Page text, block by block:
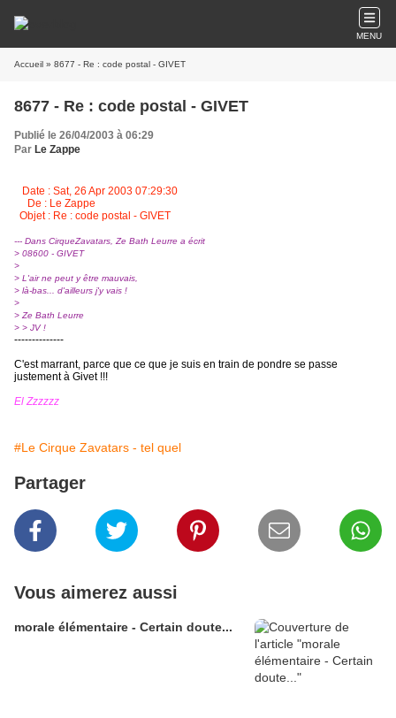
MENU
Accueil » 8677 - Re : code postal - GIVET
8677 - Re : code postal - GIVET
Publié le 26/04/2003 à 06:29
Par Le Zappe
Date : Sat, 26 Apr 2003 07:29:30
De : Le Zappe
Objet : Re : code postal - GIVET
--- Dans CirqueZavatars, Ze Bath Leurre a écrit
> 08600 - GIVET
>
> L'air ne peut y être mauvais,
> là-bas... d'ailleurs j'y vais !
>
> Ze Bath Leurre
> > JV !
--------------
C'est marrant, parce que ce que je suis en train de pondre se passe
justement à Givet !!!
El Zzzzzz
#Le Cirque Zavatars - tel quel
Partager
Vous aimerez aussi
morale élémentaire - Certain doute...